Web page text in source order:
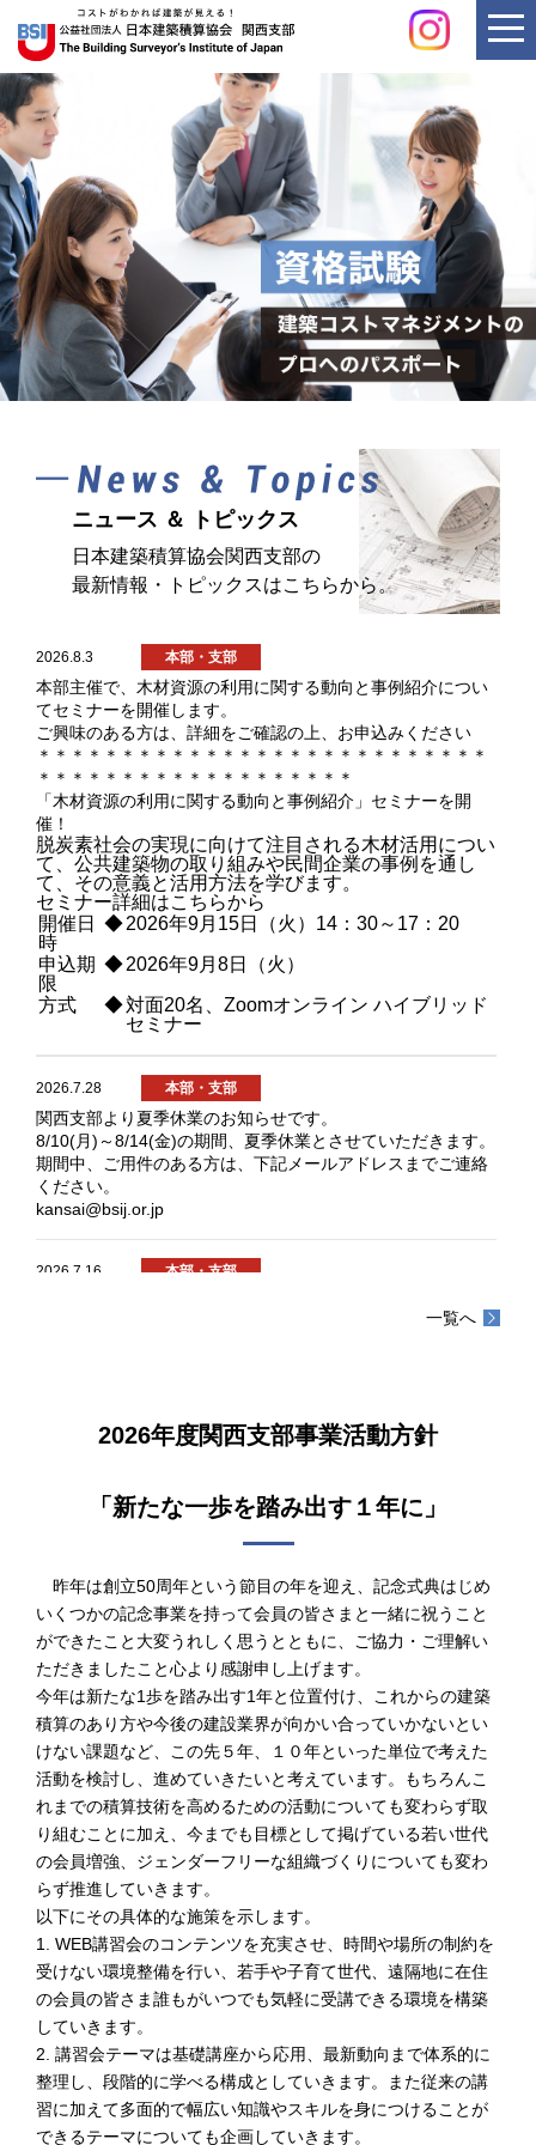
ニュース ＆ トピックス
日本建築積算協会関西支部の
最新情報・トピックスはこちらから。
2026.8.3 本部・支部
本部主催で、木材資源の利用に関する動向と事例紹介につい
てセミナーを開催します。
ご興味のある方は、詳細をご確認の上、お申込みください
＊＊＊＊＊＊＊＊＊＊＊＊＊＊＊＊＊＊＊＊＊＊＊＊＊＊＊
＊＊＊＊＊＊＊＊＊＊＊＊＊＊＊＊＊＊＊
「木材資源の利用に関する動向と事例紹介」セミナーを開
催！
脱炭素社会の実現に向けて注目される木材活用につい
て、公共建築物の取り組みや民間企業の事例を通し
て、その意義と活用方法を学びます。
セミナー詳細はこちらから
開催日
時
◆2026年9月15日（火）14：30～17：20
申込期
限
◆2026年9月8日（火）
方式
◆対面20名、Zoomオンライン ハイブリッド
セミナー
2026.7.28 本部・支部
関西支部より夏季休業のお知らせです。
8/10(月)～8/14(金)の期間、夏季休業とさせていただきます。
期間中、ご用件のある方は、下記メールアドレスまでご連絡
ください。
kansai@bsij.or.jp
2026.7.16 本部・支部
いて定時総会が開催されました。
①1号議案 2025年度支部事業活動報告の承認の件
②2号議案 収支計算書及び貸借対照表報告並びに同監査報
告承認の件
総会終了後、多数の来賓ご臨席のもと、会員交流懇親会が行
われ、盛会裡に終了しました。
2026.2.11 講習会・見学会
一般社団法人 日本建設業連合会 関西支部 様との共催で、
2026年3月18日にWeb講習会を開催します。
建築技術者が知っておくべき設備知識の入門編講習会です。
詳細は、 コチラ をご覧ください。
2026.2.6 本部・支部
公益社団法人 日本建築積算協会 関西支部のレクレーション
事業として、会員皆様の親睦を深める目的で、
2026.3.11(水) ボウリング大会を開催することになりまし
た。当日は久保田彩花プロをゲストとしてお招きし、皆様に
楽しんでいただけるように準備しております。
詳細はこちらへ
関西支部事務局までメール(kansai@bsij.or.jp)にてご連絡くだ
さい。
2026.1.29 本部・支部
一覧へ
2026年度関西支部事業活動方針
「新たな一歩を踏み出す１年に」
昨年は創立50周年という節目の年を迎え、記念式典はじめ
いくつかの記念事業を持って会員の皆さまと一緒に祝うこと
ができたこと大変うれしく思うとともに、ご協力・ご理解い
ただきましたこと心より感謝申し上げます。
今年は新たな1歩を踏み出す1年と位置付け、これからの建築
積算のあり方や今後の建設業界が向かい合っていかないとい
けない課題など、この先５年、１０年といった単位で考えた
活動を検討し、進めていきたいと考えています。もちろんこ
れまでの積算技術を高めるための活動についても変わらず取
り組むことに加え、今までも目標として掲げている若い世代
の会員増強、ジェンダーフリーな組織づくりについても変わ
らず推進していきます。
以下にその具体的な施策を示します。
1. WEB講習会のコンテンツを充実させ、時間や場所の制約を
受けない環境整備を行い、若手や子育て世代、遠隔地に在住
の会員の皆さま誰もがいつでも気軽に受講できる環境を構築
していきます。
2. 講習会テーマは基礎講座から応用、最新動向まで体系的に
整理し、段階的に学べる構成としていきます。また従来の講
習に加えて多面的で幅広い知識やスキルを身につけることが
できるテーマについても企画していきます。